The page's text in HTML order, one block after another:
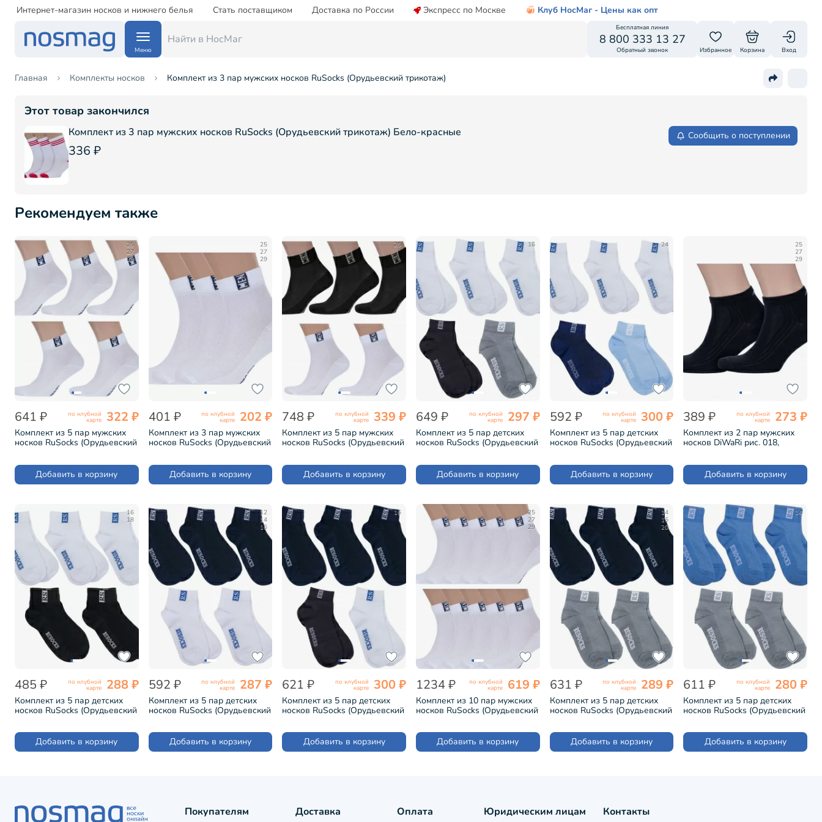
Интернет-магазин носков и нижнего белья Стать поставщиком Доставка по России Экспресс по Москве Клуб НосМаг - Цены как опт
Меню
Бесплатная линия
8 800 333 13 27
Обратный звонок Избранное Корзина Вход
Главная Комплекты носков Комплект из 3 пар мужских носков RuSocks (Орудьевский трикотаж)
Этот товар закончился
Комплект из 3 пар мужских носков RuSocks (Орудьевский трикотаж) Бело-красные
336 ₽
Сообщить о поступлении
Рекомендуем также
25
27
29
641 ₽ по клубной
карте 322 ₽
Комплект из 5 пар мужских
носков RuSocks (Орудьевский
М-2211)
Добавить в корзину
25
27
29
401 ₽ по клубной
карте 202 ₽
Комплект из 3 пар мужских
носков RuSocks (Орудьевский
М-2211)
Добавить в корзину
25
748 ₽ по клубной
карте 339 ₽
Комплект из 5 пар мужских
носков RuSocks (Орудьевский
Добавить в корзину
16
649 ₽ по клубной
карте 297 ₽
Комплект из 5 пар детских
носков RuSocks (Орудьевский
Добавить в корзину
24
592 ₽ по клубной
карте 300 ₽
Комплект из 5 пар детских
носков RuSocks (Орудьевский
Добавить в корзину
25
27
29
389 ₽ по клубной
карте 273 ₽
Комплект из 2 пар мужских
носков DiWaRi рис. 018,
Добавить в корзину
16
18
485 ₽ по клубной
карте 288 ₽
Комплект из 5 пар детских
носков RuSocks (Орудьевский
Добавить в корзину
12
14
16
592 ₽ по клубной
карте 287 ₽
Комплект из 5 пар детских
носков RuSocks (Орудьевский
Добавить в корзину
16
621 ₽ по клубной
карте 300 ₽
Комплект из 5 пар детских
носков RuSocks (Орудьевский
Добавить в корзину
25
27
29
1234 ₽ по клубной
карте 619 ₽
Комплект из 10 пар мужских
носков RuSocks (Орудьевский
М-2211)
Добавить в корзину
14
16
20
631 ₽ по клубной
карте 289 ₽
Комплект из 5 пар детских
носков RuSocks (Орудьевский
Добавить в корзину
14
611 ₽ по клубной
карте 280 ₽
Комплект из 5 пар детских
носков RuSocks (Орудьевский
Добавить в корзину
Покупателям Доставка Оплата Юридическим лицам Контакты